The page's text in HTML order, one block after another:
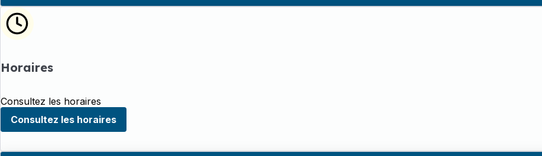
Horaires
Consultez les horaires
Consultez les horaires